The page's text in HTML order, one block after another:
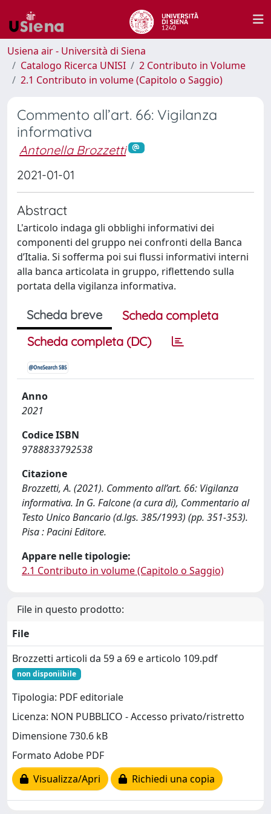
Usiena air - Università di Siena
Catalogo Ricerca UNISI
2 Contributo in Volume
2.1 Contributo in volume (Capitolo o Saggio)
Commento all’art. 66: Vigilanza
informativa
Antonella Brozzetti
2021-01-01
Abstract
L'articolo indaga gli obblighi informativi dei
componenti del gruppo nei confronti della Banca
d’Italia. Si sofferma poi sui flussi informativi interni
alla banca articolata in gruppo, riflettendo sulla
portata della vigilanza informativa.
Scheda breve
Scheda completa
Scheda completa (DC)
Anno
2021
Codice ISBN
9788833792538
Citazione
Brozzetti, A. (2021). Commento all’art. 66: Vigilanza
informativa. In G. Falcone (a cura di), Commentario al
Testo Unico Bancario (d.lgs. 385/1993) (pp. 351-353).
Pisa : Pacini Editore.
Appare nelle tipologie:
2.1 Contributo in volume (Capitolo o Saggio)
File in questo prodotto:
File
Brozzetti articoli da 59 a 69 e articolo 109.pdf
non disponiibile
Tipologia: PDF editoriale
Licenza: NON PUBBLICO - Accesso privato/ristretto
Dimensione 730.6 kB
Formato Adobe PDF
Visualizza/Apri
Richiedi una copia